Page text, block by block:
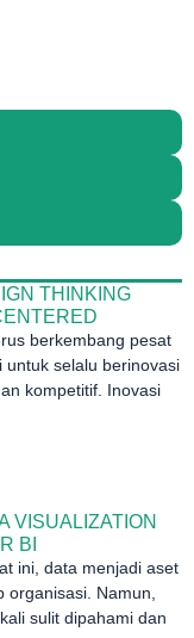
THINKING
berkembang pesat
untuk selalu berinovasi
kompetitif. Inovasi
VISUALIZATION
BI
ini, data menjadi aset
organisasi. Namun,
sulit dipahami dan